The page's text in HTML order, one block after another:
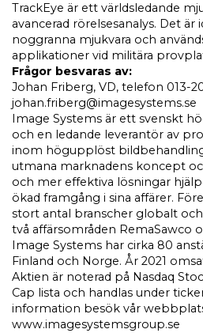
TrackEye är ett världsledande
avancerad rörelsesanalys. Det
noggranna mjukvara och
applikationer vid militära
Frågor besvaras av:
Johan Friberg, VD, telefon 013-
johan.friberg@imagesystems.se
Image Systems är ett svenskt
och en ledande leverantör av
inom högupplöst
utmana marknadens koncept
och mer effektiva lösningar
ökad framgång i sina affärer.
stort antal branscher globalt
två affärsområden RemaSawco
Image Systems har cirka 80
Finland och Norge. År 2021
Aktien är noterad på Nasdaq
Cap lista och handlas under
information besök vår
www.imagesystemsgroup.se